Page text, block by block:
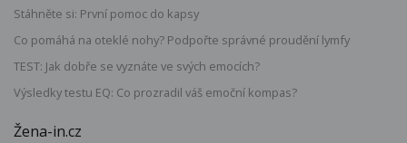
Stáhněte si: První pomoc do kapsy
Co pomáhá na oteklé nohy? Podpořte správné proudění lymfy
TEST: Jak dobře se vyznáte ve svých emocích?
Výsledky testu EQ: Co prozradil váš emoční kompas?
Žena-in.cz